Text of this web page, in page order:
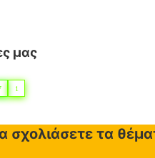
μας
1
σχολιάσετε τα